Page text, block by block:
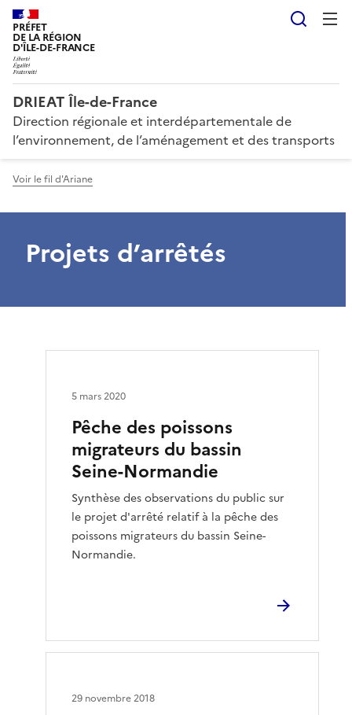
PRÉFET
DE LA RÉGION
D'ÎLE-DE-FRANCE
DRIEAT Île-de-France
Direction régionale et interdépartementale de
l’environnement, de l’aménagement et des transports
Voir le fil d'Ariane
Projets d’arrêtés
Pêche des poissons
migrateurs du bassin
Seine-Normandie
Synthèse des observations du public sur
le projet d'arrêté relatif à la pêche des
poissons migrateurs du bassin Seine-
Normandie.
5 mars 2020
29 novembre 2018